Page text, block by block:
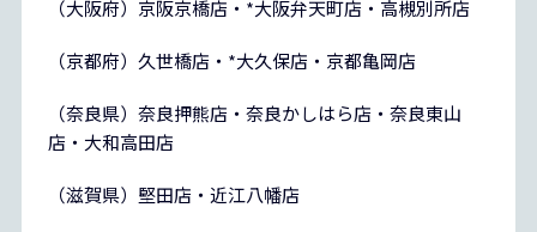
（大阪府）京阪京橋店・*大阪弁天町店・高槻別所店
（京都府）久世橋店・*大久保店・京都亀岡店
（奈良県）奈良押熊店・奈良かしはら店・奈良東山
店・大和高田店
（滋賀県）堅田店・近江八幡店